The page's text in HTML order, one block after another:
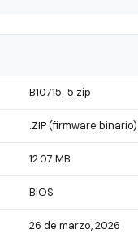
B10715_5.zip
.ZIP (firmware binario)
12.07 MB
BIOS
26 de marzo, 2026